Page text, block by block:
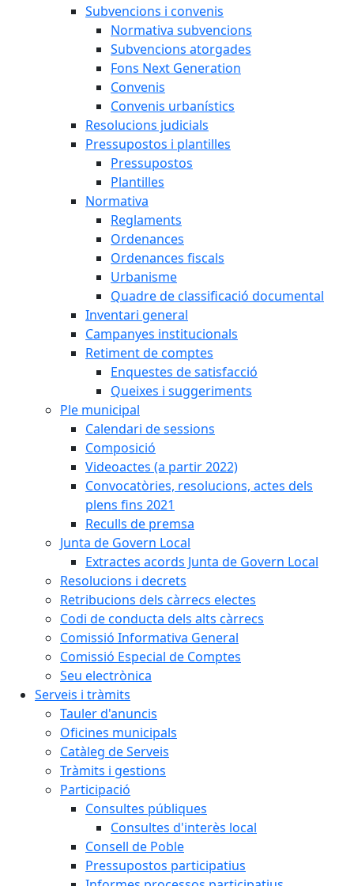
Subvencions i convenis
Normativa subvencions
Subvencions atorgades
Fons Next Generation
Convenis
Convenis urbanístics
Resolucions judicials
Pressupostos i plantilles
Pressupostos
Plantilles
Normativa
Reglaments
Ordenances
Ordenances fiscals
Urbanisme
Quadre de classificació documental
Inventari general
Campanyes institucionals
Retiment de comptes
Enquestes de satisfacció
Queixes i suggeriments
Ple municipal
Calendari de sessions
Composició
Videoactes (a partir 2022)
Convocatòries, resolucions, actes dels
plens fins 2021
Reculls de premsa
Junta de Govern Local
Extractes acords Junta de Govern Local
Resolucions i decrets
Retribucions dels càrrecs electes
Codi de conducta dels alts càrrecs
Comissió Informativa General
Comissió Especial de Comptes
Seu electrònica
Serveis i tràmits
Tauler d'anuncis
Oficines municipals
Catàleg de Serveis
Tràmits i gestions
Participació
Consultes públiques
Consultes d'interès local
Consell de Poble
Pressupostos participatius